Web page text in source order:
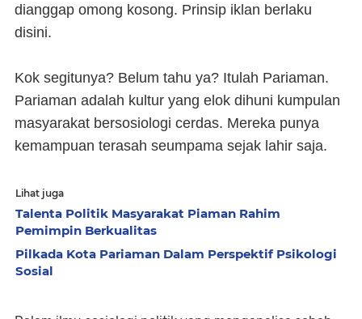
dianggap omong kosong. Prinsip iklan berlaku
disini.
Kok segitunya? Belum tahu ya? Itulah Pariaman.
Pariaman adalah kultur yang elok dihuni kumpulan
masyarakat bersosiologi cerdas. Mereka punya
kemampuan terasah seumpama sejak lahir saja.
Lihat juga
Talenta Politik Masyarakat Piaman Rahim
Pemimpin Berkualitas
Pilkada Kota Pariaman Dalam Perspektif Psikologi
Sosial